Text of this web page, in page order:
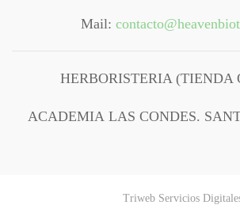
Mail:
HERBORISTERIA (TIENDA
ACADEMIA LAS CONDES.
Triweb Servicios